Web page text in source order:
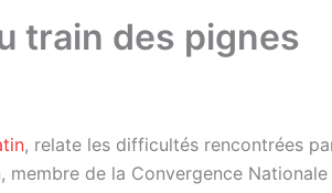
train des pignes
, relate les difficultés rencontrées
membre de la Convergence Nationale